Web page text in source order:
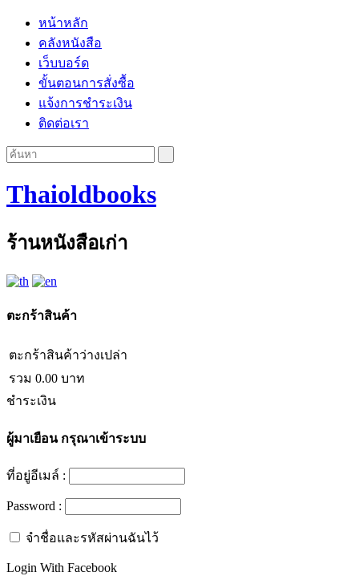
หน้าหลัก
คลังหนังสือ
เว็บบอร์ด
ขั้นตอนการสั่งซื้อ
แจ้งการชำระเงิน
ติดต่อเรา
Thaioldbooks
ร้านหนังสือเก่า
ตะกร้าสินค้า
ตะกร้าสินค้าว่างเปล่า
รวม 0.00 บาท
ชำระเงิน
ผู้มาเยือนกรุณาเข้าระบบ
ที่อยู่อีเมล์ :
Password :
จำชื่อและรหัสผ่านฉันไว้
Login With Facebook